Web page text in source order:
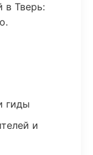
в Тверь:
гиды
и